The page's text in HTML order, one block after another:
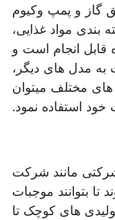
و پمپ وکیوم
مواد غذایی،
انجام است و
های دیگر،
مختلف میتوان
استفاده نمود.
مانند شرکت
موجبات
های کوچک تا